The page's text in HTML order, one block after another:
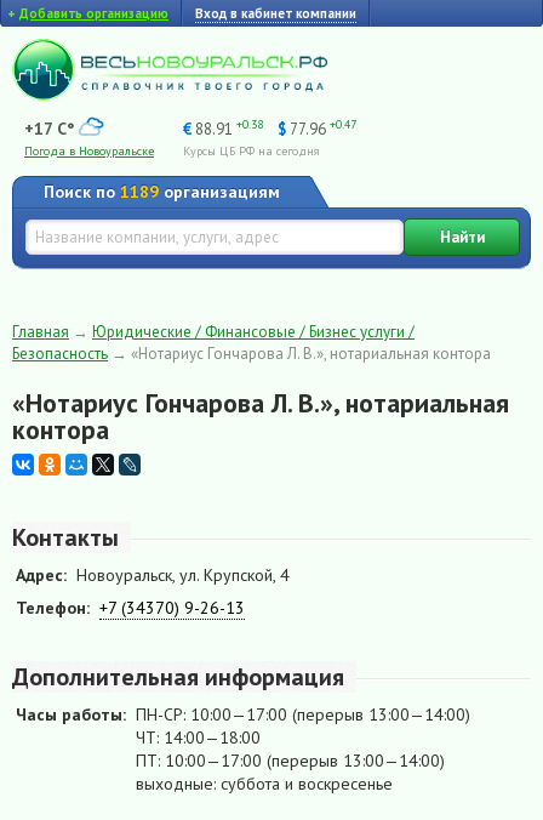
+ Добавить организацию Вход в кабинет компании
+17 C°
Погода в Новоуральске
€ 88.91 +0.38 $ 77.96 +0.47
Курсы ЦБ РФ на сегодня
Поиск по 1189 организациям
Найти
Главная → Юридические / Финансовые / Бизнес услуги /
Безопасность → «Нотариус Гончарова Л. В.», нотариальная контора
«Нотариус Гончарова Л. В.», нотариальная
контора
Контакты
Адрес: Новоуральск, ул. Крупской, 4
Телефон: +7 (34370) 9-26-13
Дополнительная информация
Часы работы: ПН-СР: 10:00—17:00 (перерыв 13:00—14:00)
ЧТ: 14:00—18:00
ПТ: 10:00—17:00 (перерыв 13:00—14:00)
выходные: суббота и воскресенье